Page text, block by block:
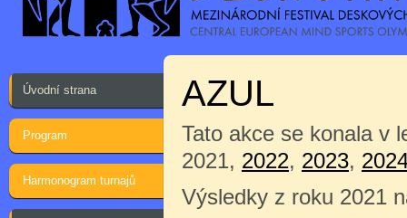
Úvodní strana
Program
Harmonogram turnajů
AZUL
Tato akce se konala v
2021, 2022, 2023,
Výsledky z roku 2021